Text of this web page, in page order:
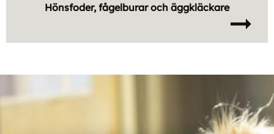
Hönsfoder, fågelburar och äggkläckare